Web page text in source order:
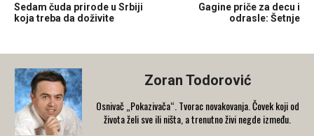
Sedam čuda prirode u Srbiji
koja treba da doživite
Gagine priče za decu i
odrasle: Šetnje
Zoran Todorović
Osnivač „Pokazivača“. Tvorac novakovanja. Čovek koji od
života želi sve ili ništa, a trenutno živi negde između.